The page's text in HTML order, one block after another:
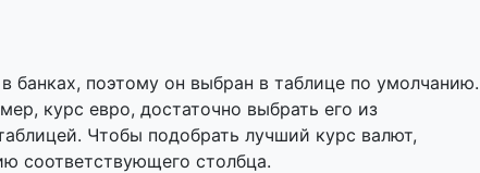
банках, поэтому он выбран в таблице по умолчанию.
курс евро, достаточно выбрать его из
Чтобы подобрать лучший курс валют,
соответствующего столбца.